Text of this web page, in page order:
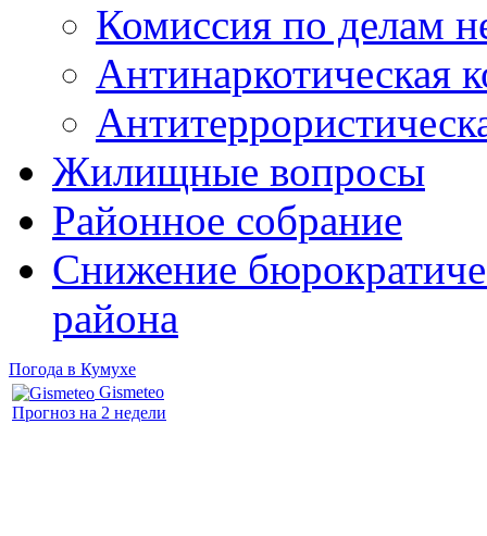
Комиссия по делам
Антинаркотическая
Жилищные вопросы
Районное собрание
Снижение
района
Погода в Кумухе
Gismeteo
Прогноз на 2 недели